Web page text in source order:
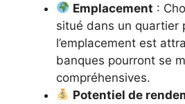
Emplacement :
situé dans un quartier
l’emplacement est
banques pourront se
compréhensives.
Potentiel de